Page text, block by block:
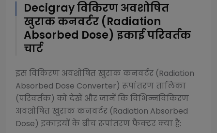
Decigrayविकिरण अवशोषित
खुराक कनवर्टर (Radiation
Absorbed Dose) इकाई परिवर्तक
चार्ट
इसविकिरण अवशोषित खुराक कनवर्टर (Radiation
Absorbed Dose Converter) रूपांतरण तालिका
(परिवर्तक) को देखें और जानें कि विभिन्नविकिरण
अवशोषित खुराक कनवर्टर (Radiation Absorbed
Dose) इकाइयों के बीच रूपांतरण फैक्टर क्या हैं: